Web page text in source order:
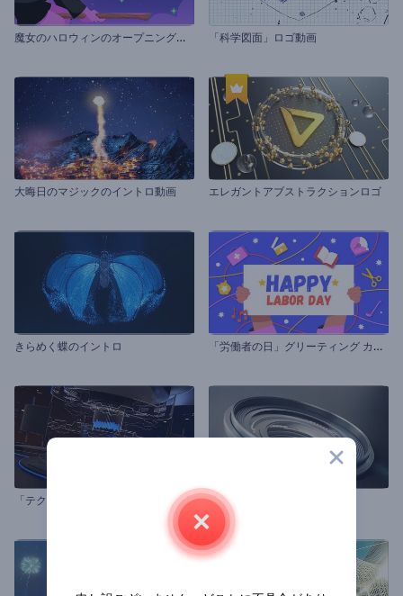
魔
女のハロウィンのオープニング動画 「科学図面」ロゴ動画
大晦日のマジックのイントロ動画 エレガントアブストラクションロゴ
きらめく蝶のイントロ 「
労働者の日」グリーティング カード
「テクノロジーカプセル」ロゴ動画 写真家のロゴ動画